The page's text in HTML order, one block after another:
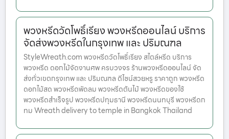
พวงหรีดวัดโพธิ์เรียง พวงหรีดออนไลน์ บริการ
จัดส่งพวงหรีดในกรุงเทพ และ ปริมณฑล
StyleWreath.com พวงหรีดวัดโพธิ์เรียง สไตล์หรีด บริการ
พวงหรีด ดอกไม้จัดงานศพ ครบวงจร ร้านพวงหรีดออนไลน์ จัด
ส่งทั่วเขตกรุงเทพ และ ปริมณฑล ดีไซน์สวยหรู ราคาถูก พวงหรีด
ดอกไม้สด พวงหรีดพัดลม พวงหรีดต้นไม้ พวงหรีดของใช้
พวงหรีดสำเร็จรูป พวงหรีดปทุมธานี พวงหรีดนนทบุรี พวงหรีดก
ทม Wreath delivery to temple in Bangkok Thailand